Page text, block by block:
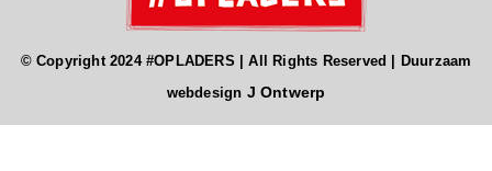
© Copyright 2024 #OPLADERS | All Rights Reserved | Duurzaam
webdesign J Ontwerp